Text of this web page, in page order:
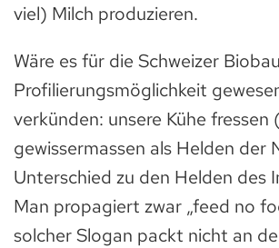
viel) Milch produzieren.
Wäre es für die Schweizer
Profilierungsmöglichkeit
verkünden: unsere Kühe fressen
gewissermassen als Helden der
Unterschied zu den Helden des
Man propagiert zwar „feed no
solcher Slogan packt nicht an